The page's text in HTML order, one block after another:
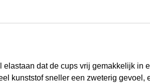
elastaan dat de cups vrij gemakkelijk in
kunststof sneller een zweterig gevoel,